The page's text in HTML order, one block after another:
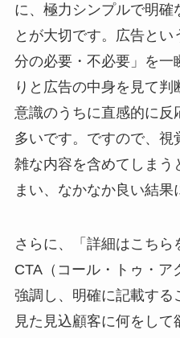
に、極力シンプルで明確
とが大切です。広告とい
分の必要・不必要」を一
りと広告の中身を見て
意識のうちに直感的に反
多いです。ですので、視
雑な内容を含めてしまう
まい、なかなか良い結果
さらに、「詳細はこちら
CTA（コール・トゥ・ア
強調し、明確に記載する
見た見込顧客に何をし